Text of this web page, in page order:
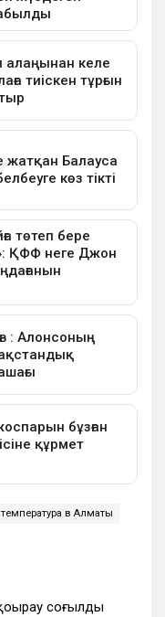
температура в Алматы
соғылды